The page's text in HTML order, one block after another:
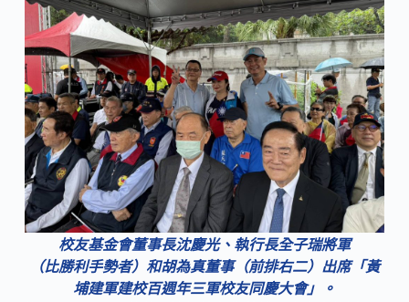
校友基金會董事長沈慶光、執行長全子瑞將軍
（比勝利手勢者）和胡為真董事（前排右二）出席「黃
埔建軍建校百週年三軍校友同慶大會」。